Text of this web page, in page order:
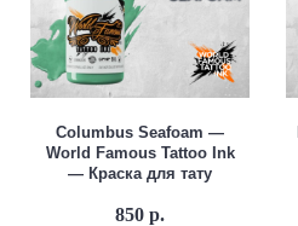
Columbus Seafoam —
World Famous Tattoo Ink
— Краска для тату
850 р.